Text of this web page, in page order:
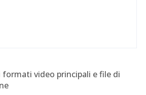
video principali e file di